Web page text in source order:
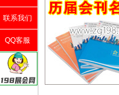
联系我们
QQ客服